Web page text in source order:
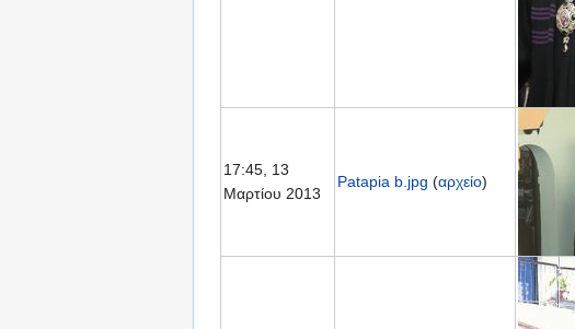
17:45, 13
Μαρτίου 2013
Patapia b.jpg (αρχείο)